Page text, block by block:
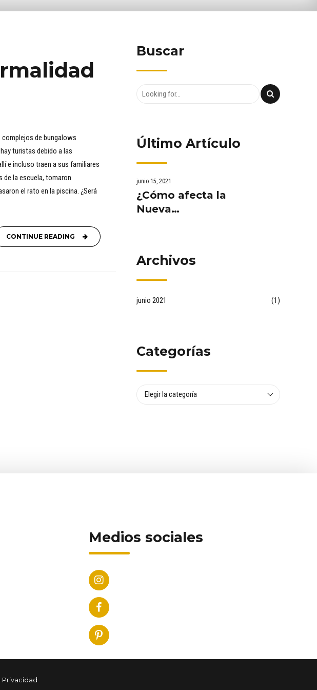
complejos de bungalows
turistas debido a las
e incluso traen a sus familiares
de la escuela, tomaron
el rato en la piscina. ¿Será
CONTINUE READING
Buscar
Último Artículo
junio 15, 2021
¿Cómo afecta la
Nueva
Archivos
junio 2021 (1)
Categorías
Elegir la categoría
Medios sociales
Privacidad